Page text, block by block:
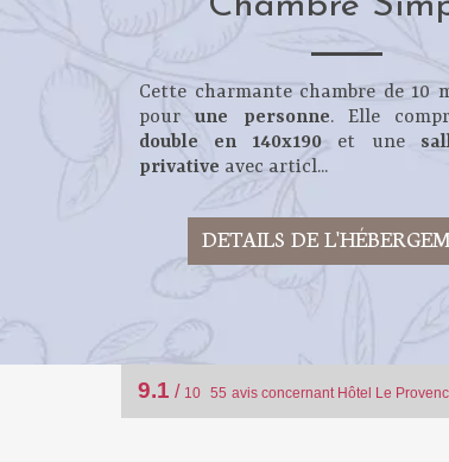
Cette charmante chambre de 10
pourune personne. Elle
double en 140x190 et une
privative avec articl...
DETAILS DE
9.1 / 10 55 avis concernant Hôtel Le